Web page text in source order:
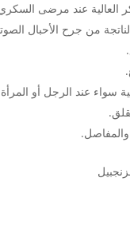
العالية عند مرضى
من جرح الأحبال
سواء عند الرجل أو